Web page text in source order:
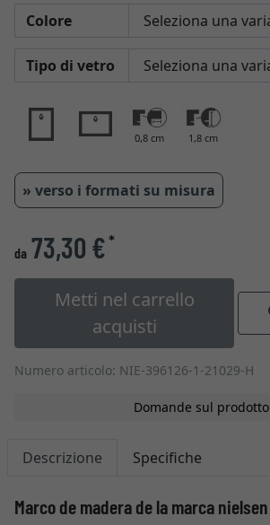
Colore
Tipo di vetro
0,8 cm 1,8 cm
» verso i formati su misura
da 73,30 €*
Metti nel carrello
acquisti
Numero articolo: NIE-396126-1-21029-H
Domande sul prodotto
Descrizione Specifiche
Marco de madera de la marca nielsen